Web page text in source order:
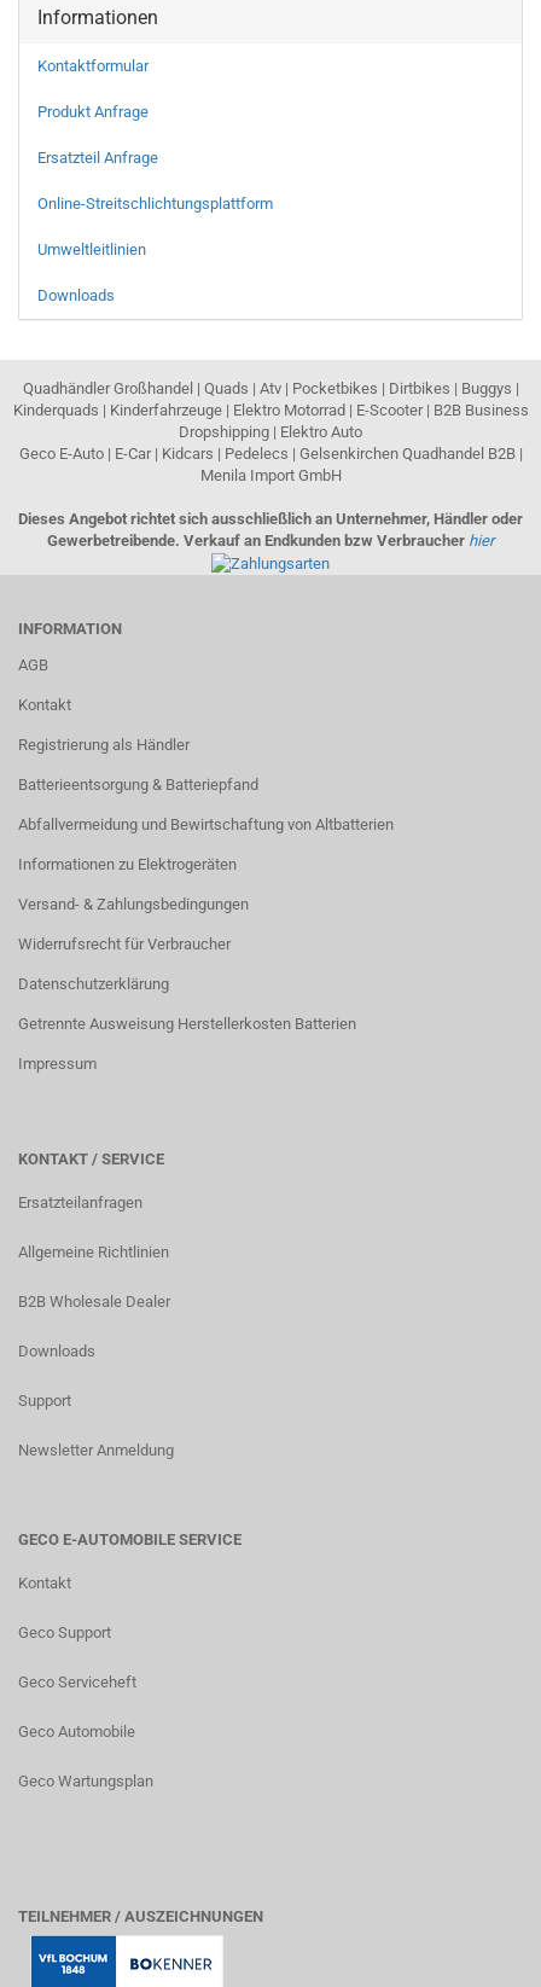
Informationen
Kontaktformular
Produkt Anfrage
Ersatzteil Anfrage
Online-Streitschlichtungsplattform
Umweltleitlinien
Downloads
Quadhändler Großhandel | Quads | Atv | Pocketbikes | Dirtbikes | Buggys |
Kinderquads | Kinderfahrzeuge | Elektro Motorrad | E-Scooter | B2B Business
Dropshipping | Elektro Auto
Geco E-Auto | E-Car | Kidcars | Pedelecs | Gelsenkirchen Quadhandel B2B |
Menila Import GmbH
Dieses Angebot richtet sich ausschließlich an Unternehmer, Händler oder
Gewerbetreibende. Verkauf an Endkunden bzw Verbraucher hier
INFORMATION
AGB
Kontakt
Registrierung als Händler
Batterieentsorgung & Batteriepfand
Abfallvermeidung und Bewirtschaftung von Altbatterien
Informationen zu Elektrogeräten
Versand- & Zahlungsbedingungen
Widerrufsrecht für Verbraucher
Datenschutzerklärung
Getrennte Ausweisung Herstellerkosten Batterien
Impressum
KONTAKT / SERVICE
Ersatzteilanfragen
Allgemeine Richtlinien
B2B Wholesale Dealer
Downloads
Support
Newsletter Anmeldung
GECO E-AUTOMOBILE SERVICE
Kontakt
Geco Support
Geco Serviceheft
Geco Automobile
Geco Wartungsplan
TEILNEHMER / AUSZEICHNUNGEN